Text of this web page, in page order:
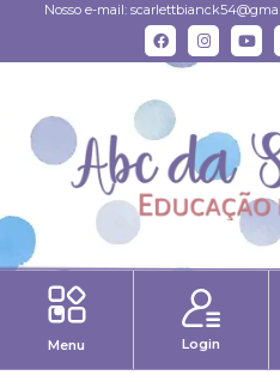
Nosso e-mail:
Menu Login